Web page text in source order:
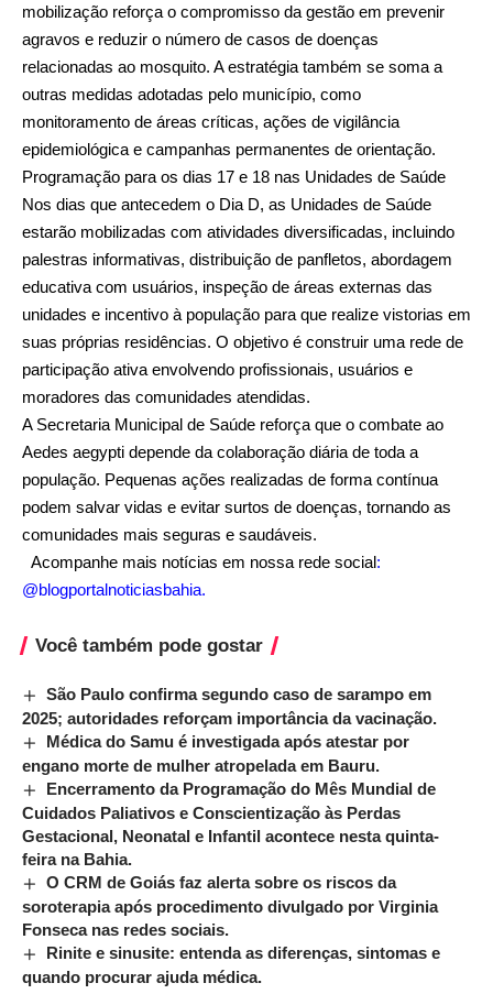
mobilização reforça o compromisso da gestão em prevenir
agravos e reduzir o número de casos de doenças
relacionadas ao mosquito. A estratégia também se soma a
outras medidas adotadas pelo município, como
monitoramento de áreas críticas, ações de vigilância
epidemiológica e campanhas permanentes de orientação.
Programação para os dias 17 e 18 nas Unidades de Saúde
Nos dias que antecedem o Dia D, as Unidades de Saúde
estarão mobilizadas com atividades diversificadas, incluindo
palestras informativas, distribuição de panfletos, abordagem
educativa com usuários, inspeção de áreas externas das
unidades e incentivo à população para que realize vistorias em
suas próprias residências. O objetivo é construir uma rede de
participação ativa envolvendo profissionais, usuários e
moradores das comunidades atendidas.
A Secretaria Municipal de Saúde reforça que o combate ao
Aedes aegypti depende da colaboração diária de toda a
população. Pequenas ações realizadas de forma contínua
podem salvar vidas e evitar surtos de doenças, tornando as
comunidades mais seguras e saudáveis.
Acompanhe mais notícias em nossa rede social:
@blogportalnoticiasbahia.
Você também pode gostar
São Paulo confirma segundo caso de sarampo em
2025; autoridades reforçam importância da vacinação.
Médica do Samu é investigada após atestar por
engano morte de mulher atropelada em Bauru.
Encerramento da Programação do Mês Mundial de
Cuidados Paliativos e Conscientização às Perdas
Gestacional, Neonatal e Infantil acontece nesta quinta-
feira na Bahia.
O CRM de Goiás faz alerta sobre os riscos da
soroterapia após procedimento divulgado por Virginia
Fonseca nas redes sociais.
Rinite e sinusite: entenda as diferenças, sintomas e
quando procurar ajuda médica.